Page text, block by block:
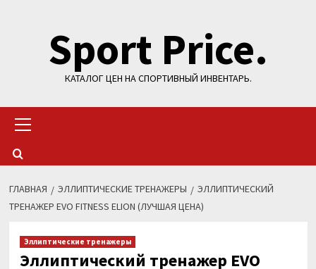
содержимомуSport Price.
КАТАЛОГ ЦЕН НА СПОРТИВНЫЙ ИНВЕНТАРЬ.
меню
ГЛАВНАЯ ЭЛЛИПТИЧЕСКИЕ ТРЕНАЖЕРЫ
ЭЛЛИПТИЧЕСКИЙ
ТРЕНАЖЕР EVO FITNESS ELION (ЛУЧШАЯ ЦЕНА)
Эллиптические тренажеры
Эллиптический тренажер EVO